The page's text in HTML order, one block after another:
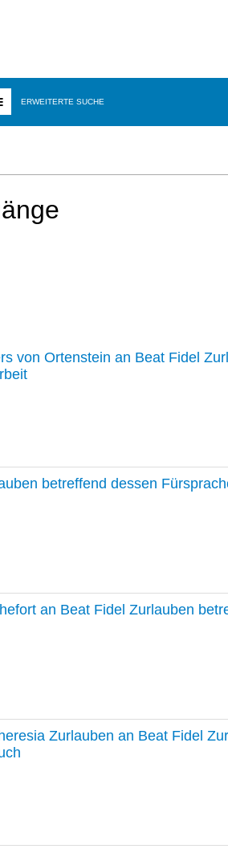
ERWEITERTE SUCHE
von Ortenstein an Beat Fidel
betreffend dessen
an Beat Fidel Zurlauben
Zurlauben an Beat Fidel